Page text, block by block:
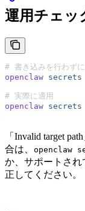
運用チェッ
# 書き込みを行わず
openclaw secrets
# 実際に適用
openclaw secrets
「Invalid target
合は、 openclaw
か、サポートさ
正してください。